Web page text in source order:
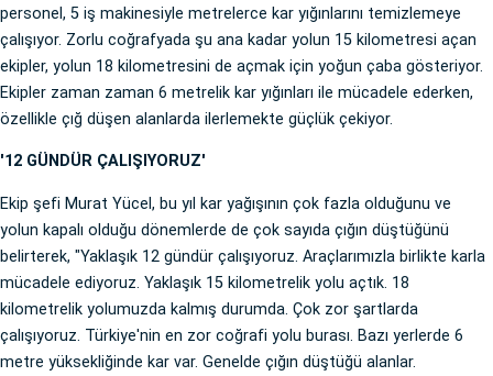
personel, 5 iş makinesiyle metrelerce kar yığınlarını temizlemeye
çalışıyor. Zorlu coğrafyada şu ana kadar yolun 15 kilometresi açan
ekipler, yolun 18 kilometresini de açmak için yoğun çaba gösteriyor.
Ekipler zaman zaman 6 metrelik kar yığınları ile mücadele ederken,
özellikle çığ düşen alanlarda ilerlemekte güçlük çekiyor.
'12 GÜNDÜR ÇALIŞIYORUZ'
Ekip şefi Murat Yücel, bu yıl kar yağışının çok fazla olduğunu ve
yolun kapalı olduğu dönemlerde de çok sayıda çığın düştüğünü
belirterek, "Yaklaşık 12 gündür çalışıyoruz. Araçlarımızla birlikte karla
mücadele ediyoruz. Yaklaşık 15 kilometrelik yolu açtık. 18
kilometrelik yolumuzda kalmış durumda. Çok zor şartlarda
çalışıyoruz. Türkiye'nin en zor coğrafi yolu burası. Bazı yerlerde 6
metre yüksekliğinde kar var. Genelde çığın düştüğü alanlar.